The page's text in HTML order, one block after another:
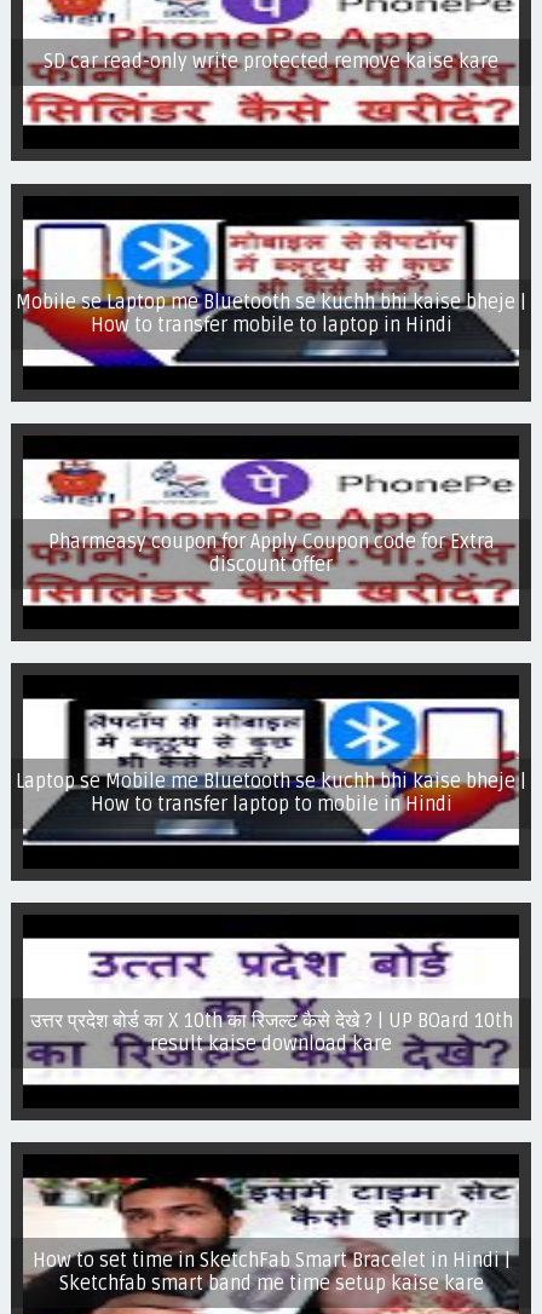
SD car read-only write protected remove kaise kare
Mobile se Laptop me Bluetooth se kuchh bhi kaise bheje |
How to transfer mobile to laptop in Hindi
Pharmeasy coupon for Apply Coupon code for Extra
discount offer
Laptop se Mobile me Bluetooth se kuchh bhi kaise bheje |
How to transfer laptop to mobile in Hindi
उत्तर प्रदेश बोर्ड का X 10th का रिजल्ट कैसे देखे ? | UP BOard 10th
result kaise download kare
How to set time in SketchFab Smart Bracelet in Hindi |
Sketchfab smart band me time setup kaise kare